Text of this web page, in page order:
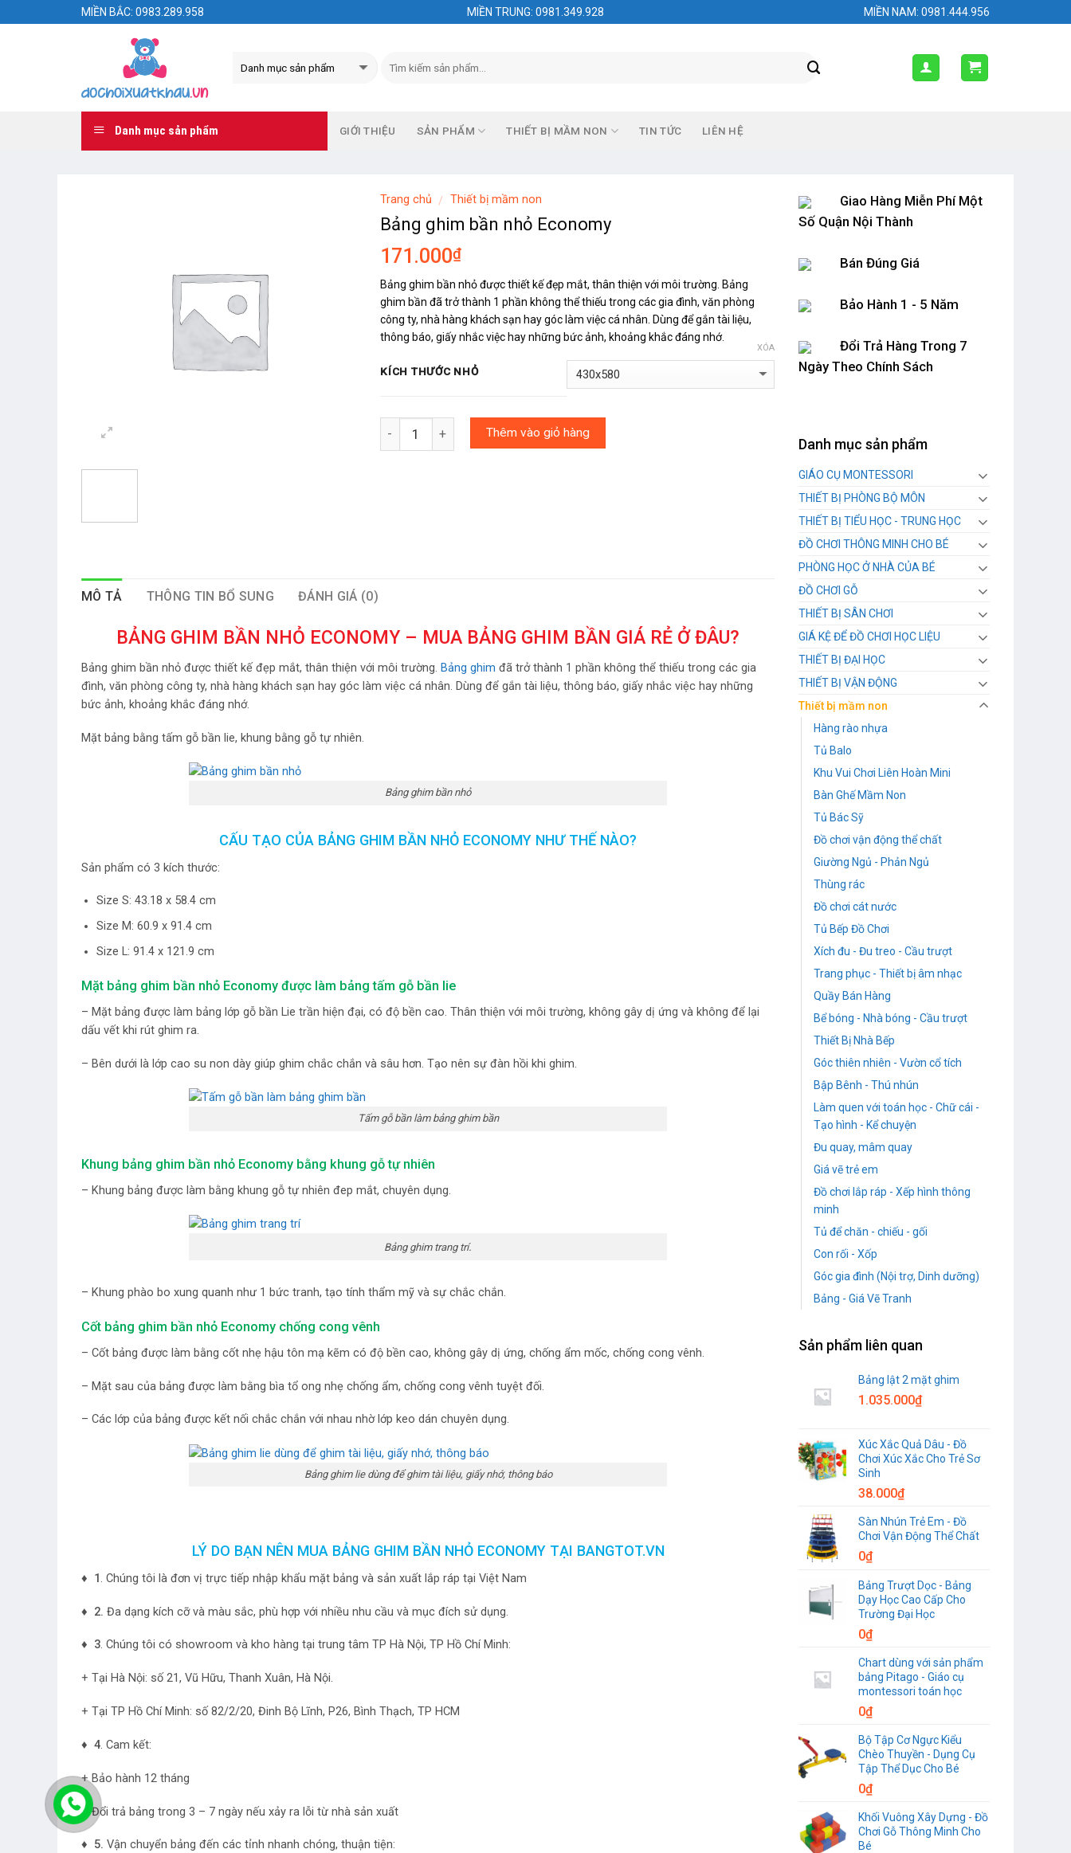
MIỀN BẮC: 0983.289.958 MIỀN TRUNG: 0981.349.928 MIỀN NAM: 0981.444.956
Danh mục sản phẩm GIỚI THIỆU SẢN PHẨM THIẾT BỊ MẦM NON TIN TỨC LIÊN HỆ
Trang chủ / Thiết bị mầm non
Bảng ghim bần nhỏ Economy
171.000₫
Bảng ghim bần nhỏ được thiết kế đẹp mắt, thân thiện với môi trường. Bảng
ghim bần đã trở thành 1 phần không thể thiếu trong các gia đình, văn phòng
công ty, nhà hàng khách sạn hay góc làm việc cá nhân. Dùng để gắn tài liệu,
thông báo, giấy nhắc việc hay những bức ảnh, khoảng khắc đáng nhớ.
KÍCH THƯỚC NHỎ
XÓA
Thêm vào giỏ hàng
MÔ TẢ THÔNG TIN BỔ SUNG ĐÁNH GIÁ (0)
BẢNG GHIM BẦN NHỎ ECONOMY – MUA BẢNG GHIM BẦN GIÁ RẺ Ở ĐÂU?
Bảng ghim bần nhỏ được thiết kế đẹp mắt, thân thiện với môi trường. Bảng ghim đã trở thành 1 phần không thể thiếu trong các gia
đình, văn phòng công ty, nhà hàng khách sạn hay góc làm việc cá nhân. Dùng để gắn tài liệu, thông báo, giấy nhắc việc hay những
bức ảnh, khoảng khắc đáng nhớ.
Mặt bảng bằng tấm gỗ bần lie, khung bằng gỗ tự nhiên.
Bảng ghim bần nhỏ
CẤU TẠO CỦA BẢNG GHIM BẦN NHỎ ECONOMY NHƯ THẾ NÀO?
Sản phẩm có 3 kích thước:
Size S: 43.18 x 58.4 cm
Size M: 60.9 x 91.4 cm
Size L: 91.4 x 121.9 cm
Mặt bảng ghim bần nhỏ Economy được làm bảng tấm gỗ bần lie
– Mặt bảng được làm bảng lớp gỗ bần Lie trần hiện đại, có độ bền cao. Thân thiện với môi trường, không gây dị ứng và không để lại
dấu vết khi rút ghim ra.
– Bên dưới là lớp cao su non dày giúp ghim chắc chắn và sâu hơn. Tạo nên sự đàn hồi khi ghim.
Tấm gỗ bần làm bảng ghim bần
Khung bảng ghim bần nhỏ Economy bằng khung gỗ tự nhiên
– Khung bảng được làm bằng khung gỗ tự nhiên đep mắt, chuyên dụng.
Bảng ghim trang trí.
– Khung phào bo xung quanh như 1 bức tranh, tạo tính thẩm mỹ và sự chắc chắn.
Cốt bảng ghim bần nhỏ Economy chống cong vênh
– Cốt bảng được làm bằng cốt nhẹ hậu tôn mạ kẽm có độ bền cao, không gây dị ứng, chống ẩm mốc, chống cong vênh.
– Mặt sau của bảng được làm bằng bìa tổ ong nhẹ chống ẩm, chống cong vênh tuyệt đối.
– Các lớp của bảng được kết nối chắc chắn với nhau nhờ lớp keo dán chuyên dụng.
Bảng ghim lie dùng để ghim tài liệu, giấy nhớ, thông báo
LÝ DO BẠN NÊN MUA BẢNG GHIM BẦN NHỎ ECONOMY TẠI BANGTOT.VN
♦ 1 . Chúng tôi là đơn vị trực tiếp nhập khẩu mặt bảng và sản xuất lắp ráp tại Việt Nam
♦ 2. Đa dạng kích cỡ và màu sắc, phù hợp với nhiều nhu cầu và mục đích sử dụng.
♦ 3. Chúng tôi có showroom và kho hàng tại trung tâm TP Hà Nội, TP Hồ Chí Minh:
+ Tại Hà Nội: số 21, Vũ Hữu, Thanh Xuân, Hà Nội.
+ Tại TP Hồ Chí Minh: số 82/2/20, Đinh Bộ Lĩnh, P26, Bình Thạch, TP HCM
♦ 4. Cam kết:
+ Bảo hành 12 tháng
+ Đổi trả bảng trong 3 – 7 ngày nếu xảy ra lỗi từ nhà sản xuất
♦ 5. Vận chuyển bảng đến các tỉnh nhanh chóng, thuận tiện:
Giao Hàng Miễn Phí Một
Số Quận Nội Thành
Bán Đúng Giá
Bảo Hành 1 - 5 Năm
Đổi Trả Hàng Trong 7
Ngày Theo Chính Sách
Danh mục sản phẩm
GIÁO CỤ MONTESSORI
THIẾT BỊ PHÒNG BỘ MÔN
THIẾT BỊ TIỂU HỌC - TRUNG HỌC
ĐỒ CHƠI THÔNG MINH CHO BÉ
PHÒNG HỌC Ở NHÀ CỦA BÉ
ĐỒ CHƠI GỖ
THIẾT BỊ SÂN CHƠI
GIÁ KỆ ĐỂ ĐỒ CHƠI HỌC LIỆU
THIẾT BỊ ĐẠI HỌC
THIẾT BỊ VẬN ĐỘNG
Thiết bị mầm non
Hàng rào nhựa
Tủ Balo
Khu Vui Chơi Liên Hoàn Mini
Bàn Ghế Mầm Non
Tủ Bác Sỹ
Đồ chơi vận động thể chất
Giường Ngủ - Phản Ngủ
Thùng rác
Đồ chơi cát nước
Tủ Bếp Đồ Chơi
Xích đu - Đu treo - Cầu trượt
Trang phục - Thiết bị âm nhạc
Quầy Bán Hàng
Bể bóng - Nhà bóng - Cầu trượt
Thiết Bị Nhà Bếp
Góc thiên nhiên - Vườn cổ tích
Bập Bênh - Thú nhún
Làm quen với toán học - Chữ cái -
Tạo hình - Kể chuyện
Đu quay, mâm quay
Giá vẽ trẻ em
Đồ chơi lắp ráp - Xếp hình thông
minh
Tủ để chăn - chiếu - gối
Con rối - Xốp
Góc gia đình (Nội trợ, Dinh dưỡng)
Bảng - Giá Vẽ Tranh
Sản phẩm liên quan
Bảng lật 2 mặt ghim
1.035.000₫
Xúc Xắc Quả Dâu - Đồ
Chơi Xúc Xắc Cho Trẻ Sơ
Sinh
38.000₫
Sàn Nhún Trẻ Em - Đồ
Chơi Vận Động Thể Chất
0₫
Bảng Trượt Dọc - Bảng
Dạy Học Cao Cấp Cho
Trường Đại Học
0₫
Chart dùng với sản phẩm
bảng Pitago - Giáo cụ
montessori toán học
0₫
Bộ Tập Cơ Ngực Kiểu
Chèo Thuyền - Dụng Cụ
Tập Thể Dục Cho Bé
0₫
Khối Vuông Xây Dựng - Đồ
Chơi Gỗ Thông Minh Cho
Bé